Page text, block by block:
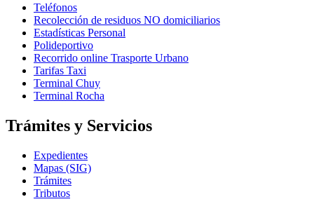
Teléfonos
Recolección de residuos NO domiciliarios
Estadísticas Personal
Polideportivo
Recorrido online Trasporte Urbano
Tarifas Taxi
Terminal Chuy
Terminal Rocha
Trámites y Servicios
Expedientes
Mapas (SIG)
Trámites
Tributos